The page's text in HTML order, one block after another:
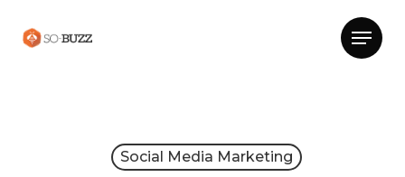
Social Media Marketing